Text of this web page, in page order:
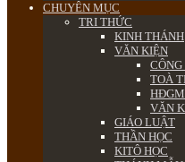
CHUYÊN MỤC
TRI THỨC
KINH THÁNH
VĂN KIỆN
TOÀ
VĂN
GIÁO LUẬT
THẦN HỌC
KITÔ HỌC